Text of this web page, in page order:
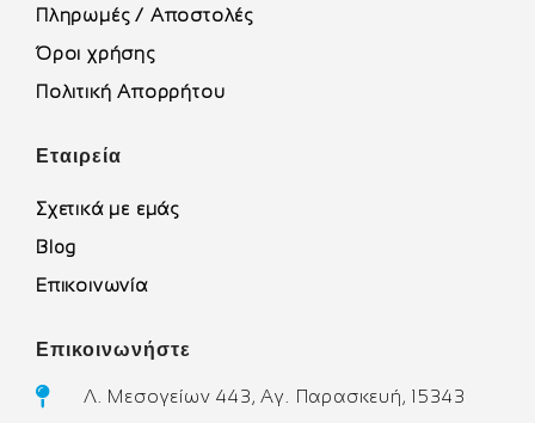
Πληρωμές / Αποστολές
Όροι χρήσης
Πολιτική Απορρήτου
Εταιρεία
Σχετικά με εμάς
Blog
Επικοινωνία
Επικοινωνήστε
Λ. Μεσογείων 443, Αγ. Παρασκευή, 15343